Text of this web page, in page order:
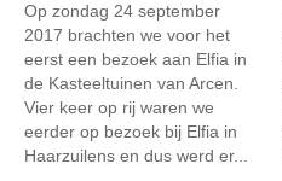
Op zondag 24 september
2017 brachten we voor het
eerst een bezoek aan Elfia in
de Kasteeltuinen van Arcen.
Vier keer op rij waren we
eerder op bezoek bij Elfia in
Haarzuilens en dus werd er...